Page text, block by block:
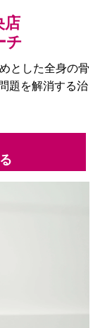
店
チ
とした全身の骨
題を解消する治